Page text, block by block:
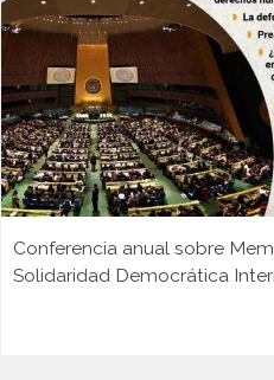
Conferencia anual sobre
Solidaridad Democrática